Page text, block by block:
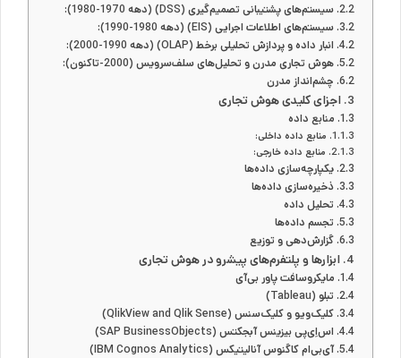
سیستم‌های پشتیبانی تصمیم‌گیری (DSS) (دهه 1970-1980):
سیستم‌های اطلاعات اجرایی (EIS) (دهه 1980-1990):
انبار داده و پردازش تحلیلی برخط (OLAP) (دهه 1990-2000):
هوش تجاری مدرن و تحلیل‌های سلف‌سرویس (2000-تاکنون):
چشم‌انداز مدرن
اجزای کلیدی هوش تجاری
منابع داده
منابع داده داخلی:
منابع داده خارجی:
یکپارچه‌سازی داده‌ها
ذخیره‌سازی داده‌ها
تحلیل داده
تجسم داده‌ها
گزارش‌دهی و توزیع
ابزارها و پلتفرم‌های پیشرو در هوش تجاری
مایکروسافت پاور بی‌آی
تبلو (Tableau)
کلیک‌ویو و کلیک‌سنس (QlikView and Qlik Sense)
اس‌اِی‌پی بیزینس آبجکتس (SAP BusinessObjects)
آی‌بی‌ام کاگنوس آنالیتیکس (IBM Cognos Analytics)